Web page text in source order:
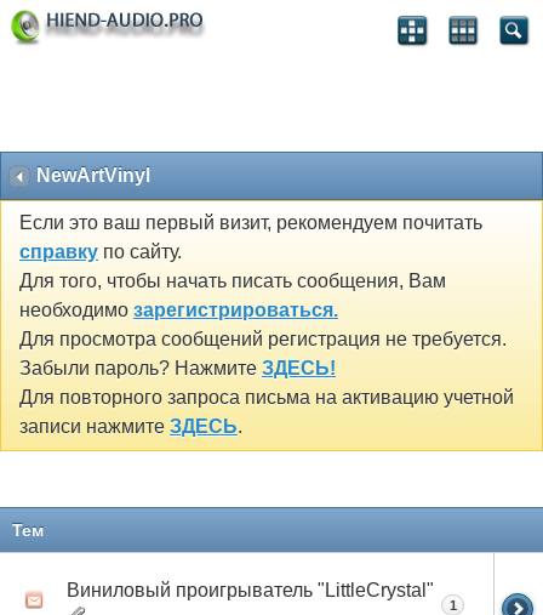
NewArtVinyl
Если это ваш первый визит, рекомендуем почитать
справку по сайту.
Для того, чтобы начать писать сообщения, Вам
необходимо зарегистрироваться.
Для просмотра сообщений регистрация не требуется.
Забыли пароль? Нажмите ЗДЕСЬ!
Для повторного запроса письма на активацию учетной
записи нажмите ЗДЕСЬ.
Тем
Виниловый проигрыватель "LittleCrystal"
1